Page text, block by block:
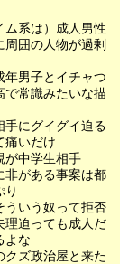
ム系は）成人男性
囲の人物が過剰
年男子とイチャつ
で常識みたいな描
手にグイグイ迫る
痛いだけ
が中学生相手
がある事案は都
り
ういう奴って拒否
理迫っても成人だ
よな
クズ政治屋と来た